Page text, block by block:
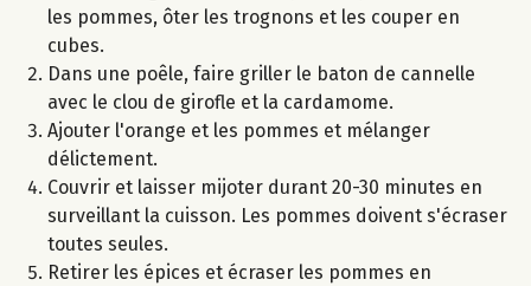
les pommes, ôter les trognons et les couper en
cubes.
Dans une poêle, faire griller le baton de cannelle
avec le clou de girofle et la cardamome.
Ajouter l'orange et les pommes et mélanger
délictement.
Couvrir et laisser mijoter durant 20-30 minutes en
surveillant la cuisson. Les pommes doivent s'écraser
toutes seules.
Retirer les épices et écraser les pommes en